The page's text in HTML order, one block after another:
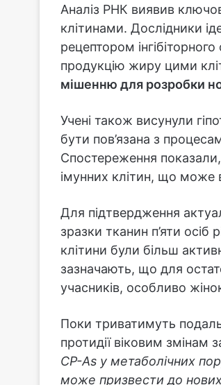
Аналіз РНК виявив
клітинами. Дослідники
рецептором
продукцію жиру цими
мішенню для розробки
Учені також висунули
бути пов’язана з
Спостереження
імунних клітин, що може
Для підтвердження
зразки тканин п’яти осіб
клітини були більш
зазначають, що для
учасників, особливо
Поки триватимуть
протидії віковим змінам
CP-As у метаболічних
може призвести до